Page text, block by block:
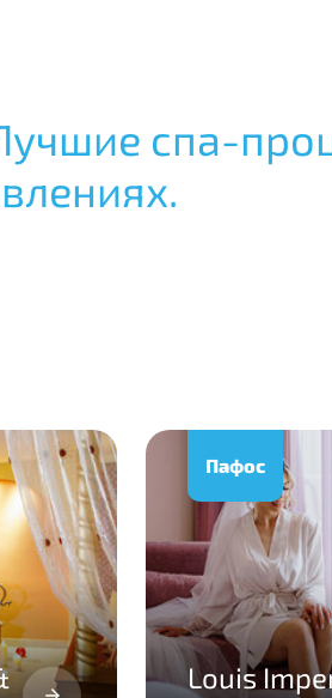
спа-
Пафос
Louis